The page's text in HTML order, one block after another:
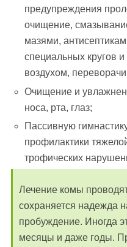
предупреждения
очищение,
мазями,
специальных кругов
воздухом,
Очищение и
носа, рта, глаз;
Пассивную
профилактики
трофических
Лечение комы
сохраняется надежда
пробуждение. Иногда
месяцы и даже годы.